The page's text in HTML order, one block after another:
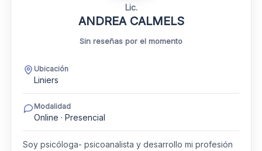
Lic.
ANDREA CALMELS
Sin reseñas por el momento
Ubicación
Liniers
Modalidad
Online · Presencial
Soy psicóloga- psicoanalista y desarrollo mi profesión